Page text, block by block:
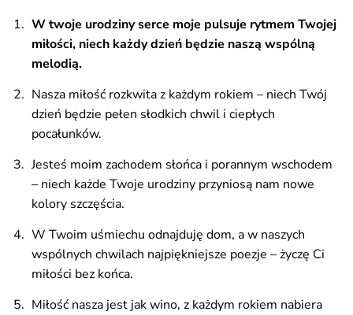
W twoje urodziny serce moje pulsuje rytmem Twojej
miłości, niech każdy dzień będzie naszą wspólną
melodią.
Nasza miłość rozkwita z każdym rokiem – niech Twój
dzień będzie pełen słodkich chwil i ciepłych
pocałunków.
Jesteś moim zachodem słońca i porannym wschodem
– niech każde Twoje urodziny przyniosą nam nowe
kolory szczęścia.
W Twoim uśmiechu odnajduję dom, a w naszych
wspólnych chwilach najpiękniejsze poezje – życzę Ci
miłości bez końca.
Miłość nasza jest jak wino, z każdym rokiem nabiera